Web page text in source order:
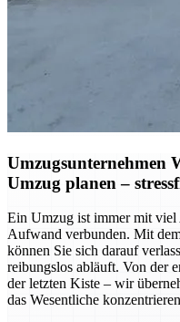
Umzugsunternehmen
Umzug planen –
Ein Umzug ist immer mit viel
Aufwand verbunden. Mit
können Sie sich darauf
reibungslos abläuft. Von der
der letzten Kiste – wir
das Wesentliche